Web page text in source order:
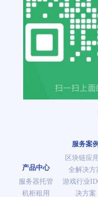
产品中心
服务器托管
机柜租用
服务案例
区块链应
全解决方
游戏行业
决方案